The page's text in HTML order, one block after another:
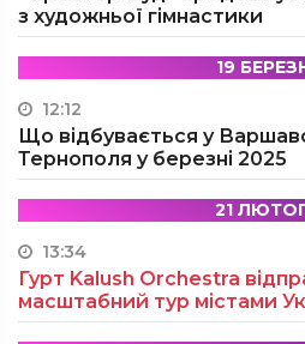
з художньої гімнастики
19
12:12
Що відбувається у
Тернополя у березні 2025
21
13:34
Гурт Kalush Orchestra
масштабний тур містами